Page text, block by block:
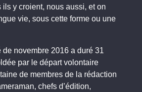
ils y croient, nous aussi, et on
vie, sous cette forme ou une
de novembre 2016 a duré 31
par le départ volontaire
de membres de la rédaction
chefs d’édition,